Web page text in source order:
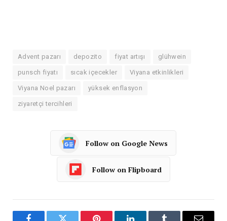
Advent pazarı depozito fiyat artışı glühwein
punsch fiyatı sıcak içecekler Viyana etkinlikleri
Viyana Noel pazarı yüksek enflasyon
ziyaretçi tercihleri
Follow on Google News
Follow on Flipboard